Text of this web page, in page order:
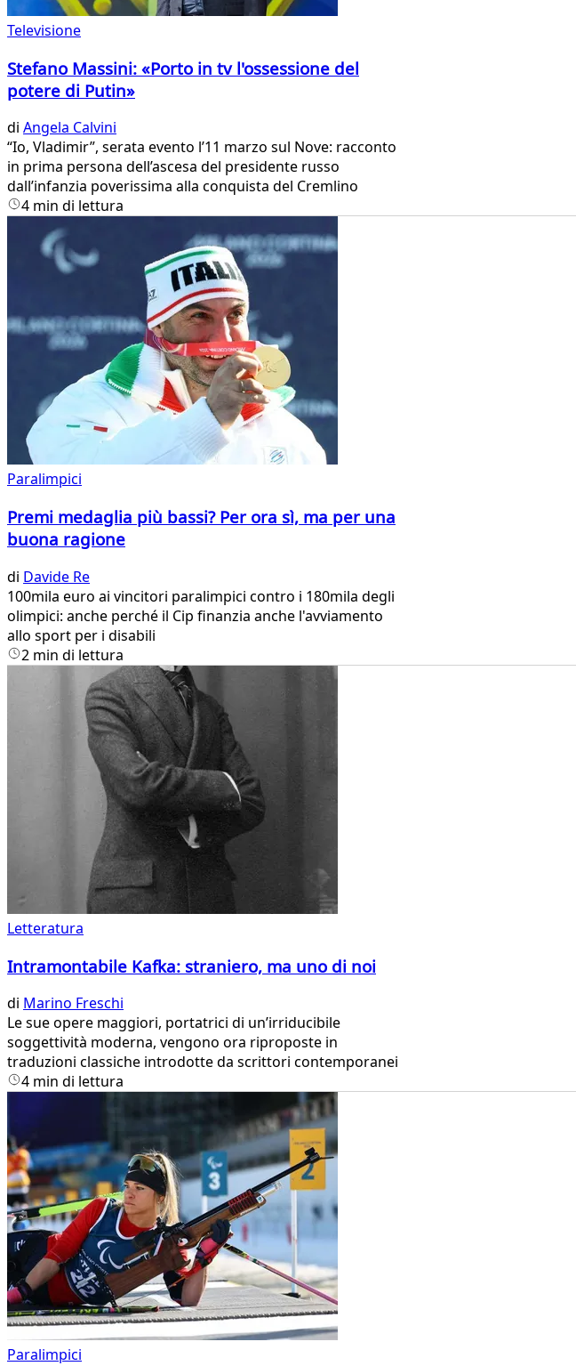
Televisione
Stefano Massini: «Porto in tv l'ossessione del
potere di Putin»
di Angela Calvini
“Io, Vladimir”, serata evento l’11 marzo sul Nove: racconto
in prima persona dell’ascesa del presidente russo
dall’infanzia poverissima alla conquista del Cremlino
4 min di lettura
Paralimpici
Premi medaglia più bassi? Per ora sì, ma per una
buona ragione
di Davide Re
100mila euro ai vincitori paralimpici contro i 180mila degli
olimpici: anche perché il Cip finanzia anche l'avviamento
allo sport per i disabili
2 min di lettura
Letteratura
Intramontabile Kafka: straniero, ma uno di noi
di Marino Freschi
Le sue opere maggiori, portatrici di un’irriducibile
soggettività moderna, vengono ora riproposte in
traduzioni classiche introdotte da scrittori contemporanei
4 min di lettura
Paralimpici